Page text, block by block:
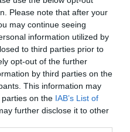
Please note that after your
may continue seeing
information utilized by
to third parties prior to
opt-out of the further
by third parties on the
This information may
on the IAB’s List of
further disclose it to other
#112
€